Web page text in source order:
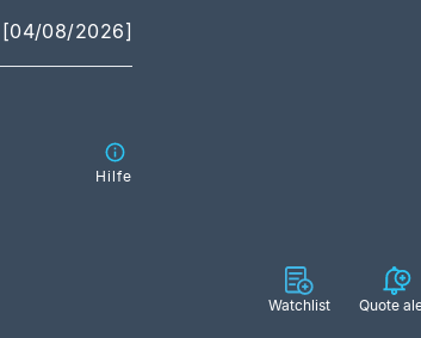
[04/08/2026]
Hilfe
Watchlist Quote